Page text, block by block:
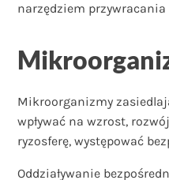
narzędziem
Mikroorganizmy
wpływać na wzrost,
ryzosferę, występować
Oddziaływanie